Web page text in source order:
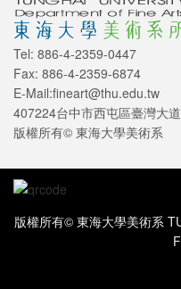
Tel: 886-4-2359-0447
Fax: 886-4-2359-6874
E-Mail:fineart@thu.edu.tw
407224台中市西屯區臺灣大
版權所有© 東海大學美術系
版權所有© 東海大學美術系